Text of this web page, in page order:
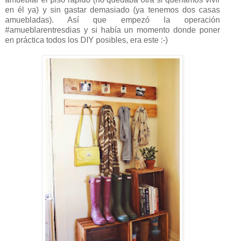
en él ya) y sin gastar demasiado (ya tenemos dos casas
amuebladas). Así que empezó la operación
#amueblarentresdias y si había un momento donde poner
en práctica todos los DIY posibles, era este :-)